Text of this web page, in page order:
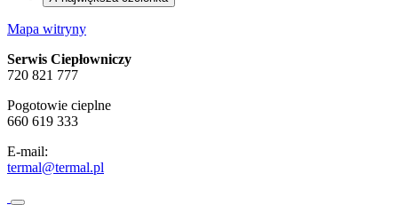
Mapa witryny
Serwis Ciepłowniczy
720 821 777
Pogotowie cieplne
660 619 333
E-mail:
termal@termal.pl